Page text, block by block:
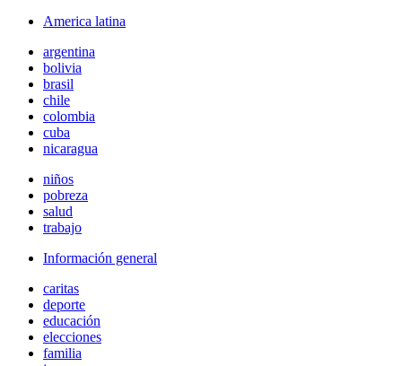
America latina
argentina
bolivia
brasil
chile
colombia
cuba
nicaragua
niños
pobreza
salud
trabajo
Información general
caritas
deporte
educación
elecciones
familia